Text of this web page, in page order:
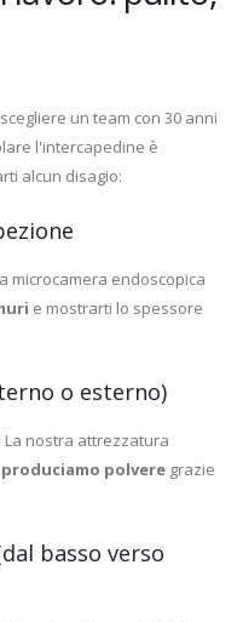
un team con 30 anni
l'intercapedine è
alcun disagio:
microcamera endoscopica
e mostrarti lo spessore
o esterno)
La nostra attrezzatura
polvere grazie
basso verso